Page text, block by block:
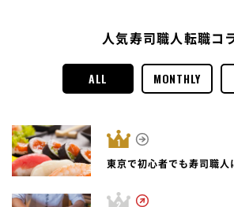
人気寿司職人転職コ
ALL MONTHLY
東京で初心者でも寿司職人